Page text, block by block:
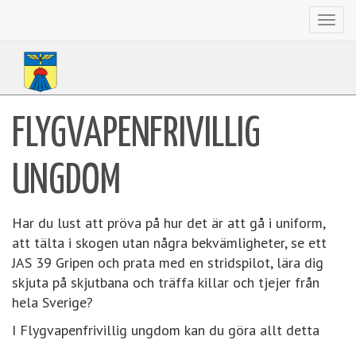
FLYGVAPENFRIVILLIG
UNGDOM
Har du lust att pröva på hur det är att gå i uniform,
att tälta i skogen utan några bekvämligheter, se ett
JAS 39 Gripen och prata med en stridspilot, lära dig
skjuta på skjutbana och träffa killar och tjejer från
hela Sverige?
I Flygvapenfrivillig ungdom kan du göra allt detta